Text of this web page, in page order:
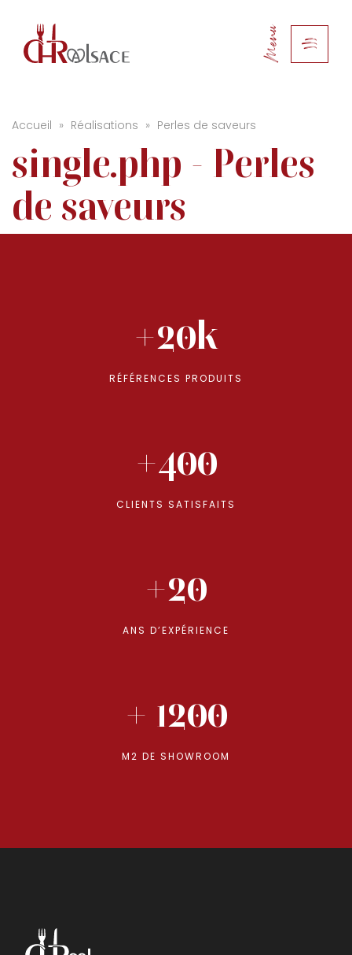
Menu
Accueil » Réalisations » Perles de saveurs
single.php - Perles
de saveurs
+20k
RÉFÉRENCES PRODUITS
+400
CLIENTS SATISFAITS
+20
ANS D’EXPÉRIENCE
+ 1200
M2 DE SHOWROOM